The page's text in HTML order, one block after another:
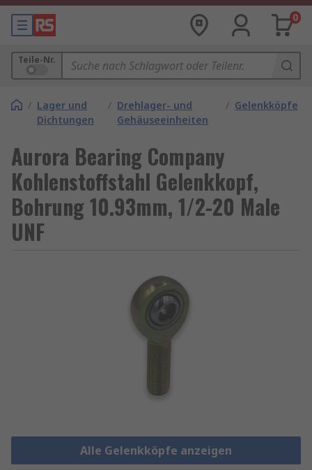
0
Teile-Nr.
/ Lager und
Dichtungen
/ Drehlager- und
Gehäuseeinheiten
/ Gelenkköpfe
Aurora Bearing Company
Kohlenstoffstahl Gelenkkopf,
Bohrung 10.93mm, 1/2-20 Male
UNF
Alle Gelenkköpfe anzeigen